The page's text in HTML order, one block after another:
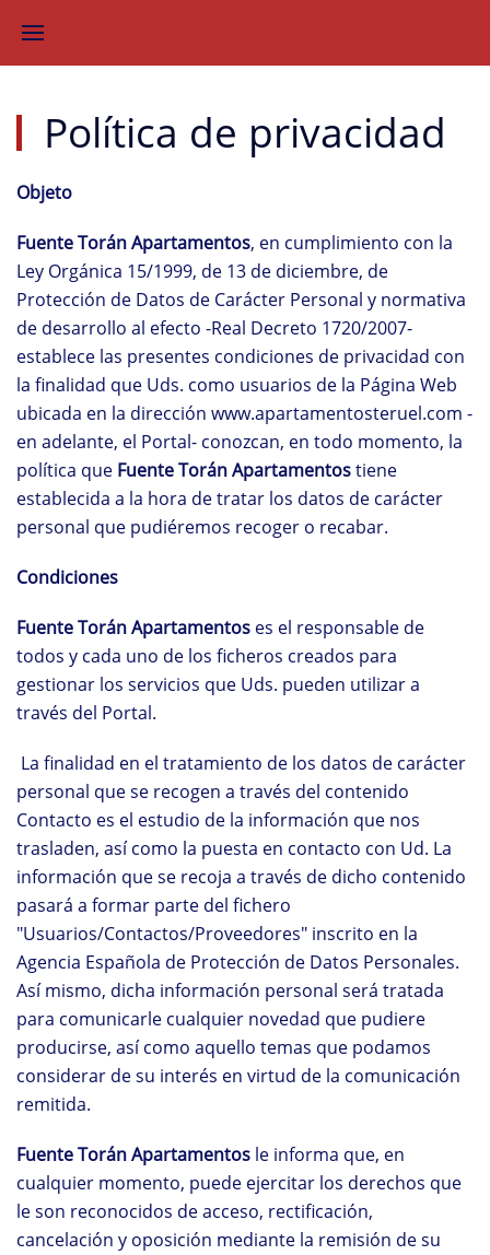
Política de privacidad
Objeto
Fuente Torán Apartamentos, en cumplimiento con la
Ley Orgánica 15/1999, de 13 de diciembre, de
Protección de Datos de Carácter Personal y normativa
de desarrollo al efecto -Real Decreto 1720/2007-
establece las presentes condiciones de privacidad con
la finalidad que Uds. como usuarios de la Página Web
ubicada en la dirección www.apartamentosteruel.com -
en adelante, el Portal- conozcan, en todo momento, la
política que Fuente Torán Apartamentostiene
establecida a la hora de tratar los datos de carácter
personal que pudiéremos recoger o recabar.
Condiciones
Fuente Torán Apartamentos es el responsable de
todos y cada uno de los ficheros creados para
gestionar los servicios que Uds. pueden utilizar a
través del Portal.
La finalidad en el tratamiento de los datos de carácter
personal que se recogen a través del contenido
Contacto es el estudio de la información que nos
trasladen, así como la puesta en contacto con Ud. La
información que se recoja a través de dicho contenido
pasará a formar parte del fichero
"Usuarios/Contactos/Proveedores" inscrito en la
Agencia Española de Protección de Datos Personales.
Así mismo, dicha información personal será tratada
para comunicarle cualquier novedad que pudiere
producirse, así como aquello temas que podamos
considerar de su interés en virtud de la comunicación
remitida.
Fuente Torán Apartamentos le informa que, en
cualquier momento, puede ejercitar los derechos que
le son reconocidos de acceso, rectificación,
cancelación y oposición mediante la remisión de su